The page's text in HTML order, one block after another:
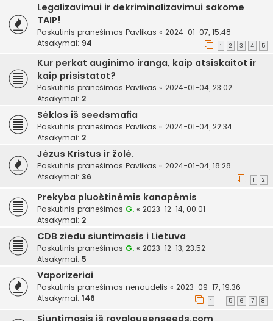
Legalizavimui ir dekriminalizavimui sakome
TAIP!
Paskutinis pranešimas Pavlikas « 2024-01-07, 15:48
Atsakymai: 94 1 2 3 4 5
Kur perkat auginimo iranga, kaip atsiskaitot ir
kaip prisistatot?
Paskutinis pranešimas Pavlikas « 2024-01-04, 23:02
Atsakymai: 2
Sėklos iš seedsmafia
Paskutinis pranešimas Pavlikas « 2024-01-04, 22:34
Atsakymai: 2
Jėzus Kristus ir žolė.
Paskutinis pranešimas Pavlikas « 2024-01-04, 18:28
Atsakymai: 36 1 2
Prekyba pluoštinėmis kanapėmis
Paskutinis pranešimas G. « 2023-12-14, 00:01
Atsakymai: 2
CDB ziedu siuntimasis i Lietuva
Paskutinis pranešimas G. « 2023-12-13, 23:52
Atsakymai: 5
Vaporizeriai
Paskutinis pranešimas nenaudelis « 2023-09-17, 19:36
Atsakymai: 146 1 … 5 6 7 8
Siuntimasis iš royalqueenseeds.com